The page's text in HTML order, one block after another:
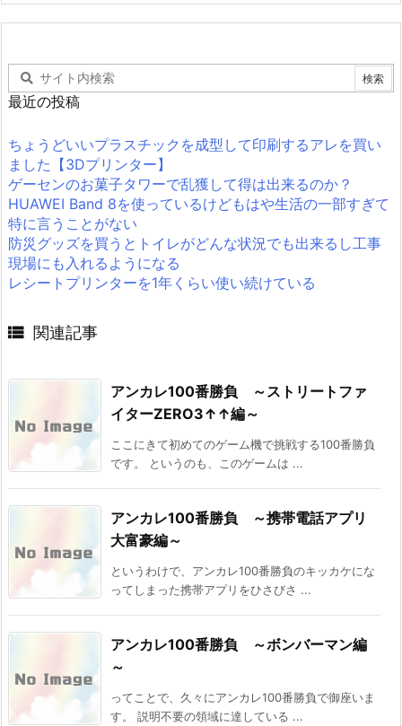
最近の投稿
ちょうどいいプラスチックを成型して印刷するアレを買い
ました【3Dプリンター】
ゲーセンのお菓子タワーで乱獲して得は出来るのか？
HUAWEI Band 8を使っているけどもはや生活の一部すぎて
特に言うことがない
防災グッズを買うとトイレがどんな状況でも出来るし工事
現場にも入れるようになる
レシートプリンターを1年くらい使い続けている
 関連記事
アンカレ100番勝負 ～ストリートファ
イターZERO3↑↑編～
ここにきて初めてのゲーム機で挑戦する100番勝負
です。 というのも、このゲームは ...
アンカレ100番勝負 ～携帯電話アプリ
大富豪編～
というわけで、アンカレ100番勝負のキッカケにな
ってしまった携帯アプリをひさびさ ...
アンカレ100番勝負 ～ボンバーマン編
～
ってことで、久々にアンカレ100番勝負で御座いま
す。 説明不要の領域に達している ...